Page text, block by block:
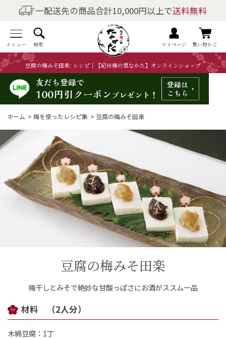
一配送先の商品合計10,000円以上で送料無料
メニュー 検索 マイページ 買い物かご
豆腐の梅みそ田楽: レシピ｜【紀州梅の里なかた】オンラインショップ
商品を探す
全商品一覧
梅干しの商品一覧
梅酒の商品一覧
メニュー
トップページ
マイページ
ご案内
配送について
ホーム >梅を使ったレシピ集 > 豆腐の梅みそ田楽
豆腐の梅みそ田楽
梅干しとみそで絶妙な甘酸っぱさにお酒がススム一品
材料 （2人分）
木綿豆腐：1丁